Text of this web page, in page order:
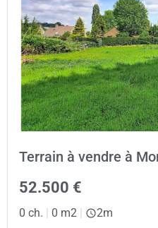
Terrain à vendre à
52.500 €
0 ch. | 0 m2 | 2m